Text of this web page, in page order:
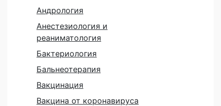
Андрология
Анестезиология и
реаниматология
Бактериология
Бальнеотерапия
Вакцинация
Вакцина от коронавируса